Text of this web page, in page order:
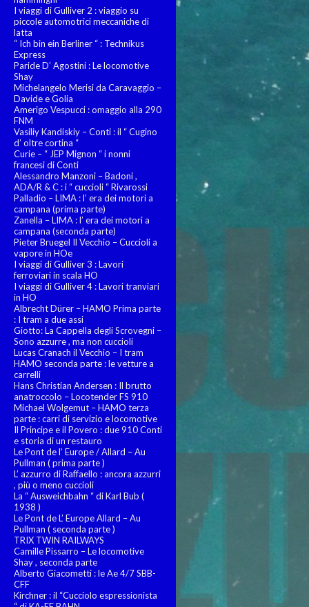
I viaggi di Gulliver 2 : viaggio su
piccole automotrici meccaniche di
latta
“ Ich bin ein Berliner “ : Technikus
Express
Paride D’ Agostini : Le locomotive
Shay
Michelangelo Merisi da Caravaggio –
Davide e Golia
Amerigo Vespucci : omaggio alla 290
FNM
Vasiliy Kandiskiy – Conti : il “ Cugino
d’ oltre cortina “
Curie – “ JEP Mignon “ i nonni
francesi di Conti
Alessandro Manzoni – Badoni ,
ADA/R & C : i “ cuccioli “ Rivarossi
Palladio – LIMA : l’ era dei motori a
campana (prima parte)
Zanella – LIMA : l’ era dei motori a
campana (seconda parte)
Pieter Bruegel Il Vecchio – Cuccioli a
vapore in HOe
I viaggi di Gulliver 3 : Lavori
ferroviari in scala HO
I viaggi di Gulliver 4 : Lavori tranviari
in HO
Albrecht Dürer – HAMO Prima parte
: I tram a due assi
Giotto: La Cappella degli Scrovegni –
Sono azzurre , ma non cuccioli
Lucas Cranach il Vecchio – I tram
HAMO seconda parte : le vetture a
carrelli
Hans Christian Andersen : Il brutto
anatroccolo – Locotender FS 910
Michael Wolgemut – HAMO terza
parte : carri di servizio e locomotive
Il Principe e il Povero : due 910 Conti
e storia di un restauro
Le Pont de l’ Europe / Allard – Au
Pullman ( prima parte )
L’ azzurro di Raffaello : ancora azzurri
, più o meno cuccioli
La “ Ausweichbahn “ di Karl Bub (
1938 )
Le Pont de L’ Europe Allard – Au
Pullman ( seconda parte )
TRIX TWIN RAILWAYS
Camille Pissarro – Le locomotive
Shay , seconda parte
Alberto Giacometti : le Ae 4/7 SBB-
CFF
Kirchner : il “Cucciolo espressionista